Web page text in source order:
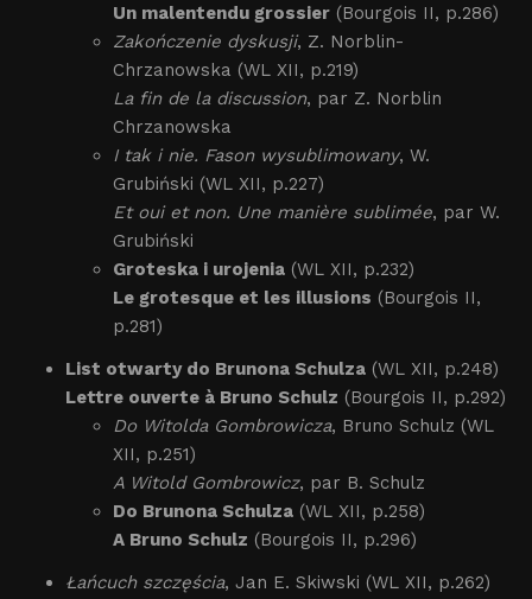
Un malentendu grossier (Bourgois II, p.286)
Zakończenie dyskusji, Z. Norblin-
Chrzanowska (WL XII, p.219)
La fin de la discussion, par Z. Norblin
Chrzanowska
I tak i nie. Fason wysublimowany, W.
Grubiński (WL XII, p.227)
Et oui et non. Une manière sublimée, par W.
Grubiński
Groteska i urojenia (WL XII, p.232)
Le grotesque et les illusions (Bourgois II,
p.281)
List otwarty do Brunona Schulza (WL XII, p.248)
Lettre ouverte à Bruno Schulz (Bourgois II, p.292)
Do Witolda Gombrowicza, Bruno Schulz (WL
XII, p.251)
A Witold Gombrowicz, par B. Schulz
Do Brunona Schulza (WL XII, p.258)
A Bruno Schulz (Bourgois II, p.296)
Łańcuch szczęścia, Jan E. Skiwski (WL XII, p.262)